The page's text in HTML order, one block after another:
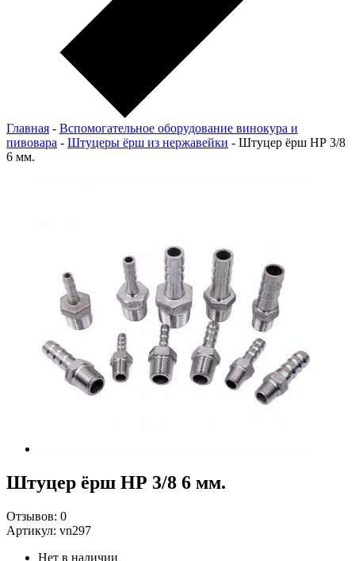
Главная - Вспомогательное оборудование винокура и
пивовара - Штуцеры ёрш из нержавейки - Штуцер ёрш НР 3/8
6 мм.
Штуцер ёрш НР 3/8 6 мм.
Отзывов: 0
Артикул: vn297
Нет в наличии